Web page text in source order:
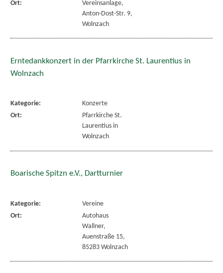
Ort:
Vereinsanlage,
Anton-Dost-Str. 9,
Wolnzach
Erntedankkonzert in der Pfarrkirche St. Laurentius in
Wolnzach
Kategorie:
Konzerte
Ort:
Pfarrkirche St.
Laurentius in
Wolnzach
Boarische Spitzn e.V., Dartturnier
Kategorie:
Vereine
Ort:
Autohaus
Wallner,
Auenstraße 15,
85283 Wolnzach